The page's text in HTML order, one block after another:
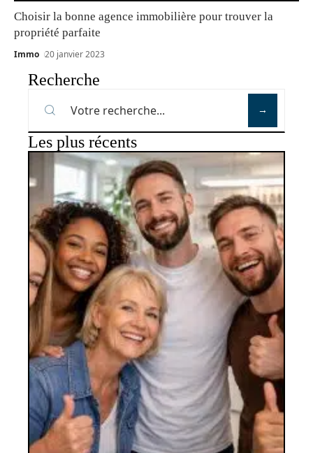
Choisir la bonne agence immobilière pour trouver la
propriété parfaite
Immo 20 janvier 2023
Recherche
Les plus récents